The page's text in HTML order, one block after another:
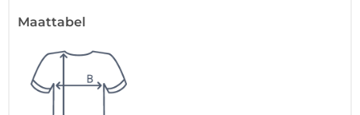
Maattabel